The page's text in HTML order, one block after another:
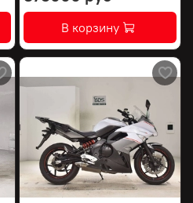
В корзину